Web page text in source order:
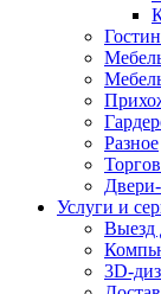
Разное
Услуги и
Выезд
3D-